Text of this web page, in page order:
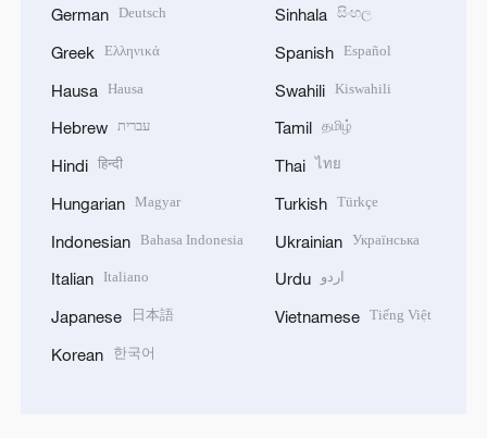
German Deutsch
Greek Ελληνικά
Hausa Hausa
Hebrew עברית
Hindi हिन्दी
Hungarian Magyar
Indonesian Bahasa Indonesia
Italian Italiano
Japanese 日本語
Korean 한국어
Sinhala සිංහල
Spanish Español
Swahili Kiswahili
Tamil தமிழ்
Thai ไทย
Turkish Türkçe
Ukrainian Українська
Urdu اردو
Vietnamese Tiếng Việt